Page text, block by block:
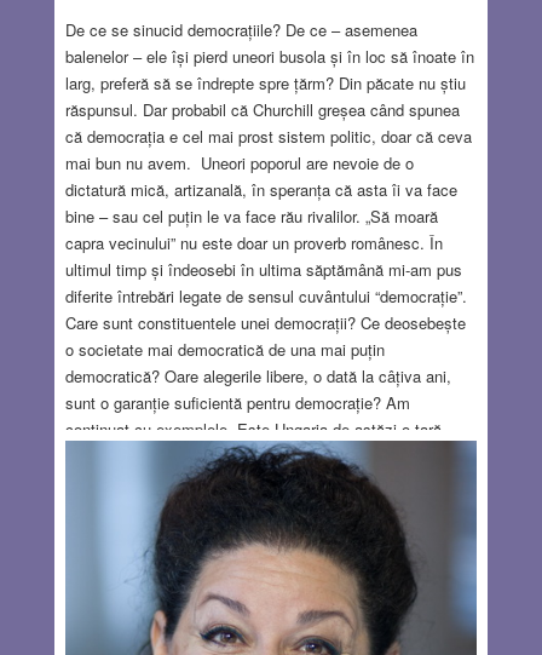
De ce se sinucid democrațiile? De ce – asemenea
balenelor – ele își pierd uneori busola și în loc să înoate în
larg, preferă să se îndrepte spre țărm? Din păcate nu știu
răspunsul. Dar probabil că Churchill greșea când spunea
că democrația e cel mai prost sistem politic, doar că ceva
mai bun nu avem. Uneori poporul are nevoie de o
dictatură mică, artizanală, în speranța că asta îi va face
bine – sau cel puțin le va face rău rivalilor. „Să moară
capra vecinului” nu este doar un proverb românesc. În
ultimul timp și îndeosebi în ultima săptămână mi-am pus
diferite întrebări legate de sensul cuvântului “democrație”.
Care sunt constituentele unei democrații? Ce deosebește
o societate mai democratică de una mai puțin
democratică? Oare alegerile libere, o dată la câțiva ani,
sunt o garanție suficientă pentru democrație? Am
continuat cu exemplele. Este Ungaria de astăzi o țară
democratică? Unii ar zice că încă este, dar numai dacă
ești foarte indulgent cu ce înseamnă o democrație. Este
Turcia de azi o democrație? Doar dacă stai drept și judeci
strâmb, dintr-un hotel de cinci stele din Antalya, unde te
afli ca privilegiat al sultanului. Este Rusia lui Putin o
democrație? Aici nu mă mai hazardez cu răspunsul.
Începând de luni, 24 iulie 2023, ora 15:40, Israelul a luat
drumul Ungariei, minus gulașul, sau pe cel al Turciei,